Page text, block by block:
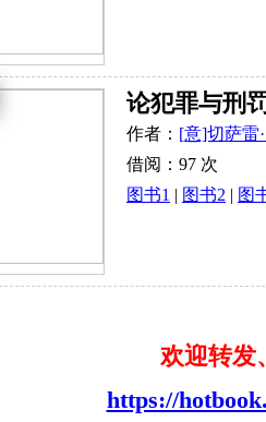
论犯罪与刑
作者： [意]切萨雷
借阅：97 次
图书1 | 图书2 | 图
欢迎转发
https://